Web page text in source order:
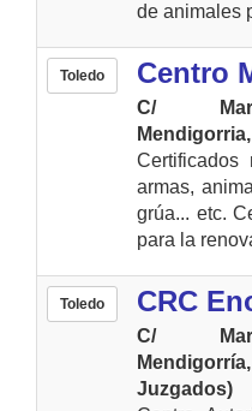
de animales
Toledo Centro
C/
Certificados
armas,
grúa... etc.
para la
Toledo CRC
C/
Juzgados)